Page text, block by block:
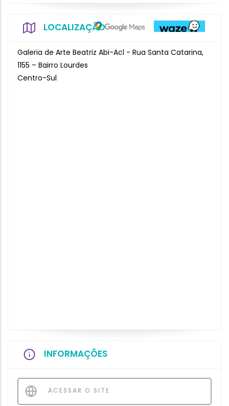
LOCALIZAÇÃO
Galeria de Arte Beatriz Abi-Acl - Rua Santa Catarina,
1155 – Bairro Lourdes
Centro-Sul
INFORMAÇÕES
ACESSAR O SITE